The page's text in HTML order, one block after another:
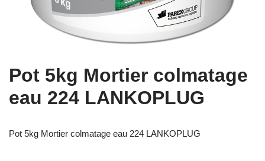
Pot 5kg Mortier colmatage
eau 224 LANKOPLUG
Pot 5kg Mortier colmatage eau 224 LANKOPLUG